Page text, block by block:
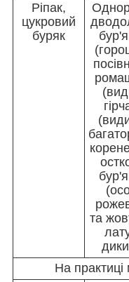
Ріпак,
цукровий
буряк
та
На